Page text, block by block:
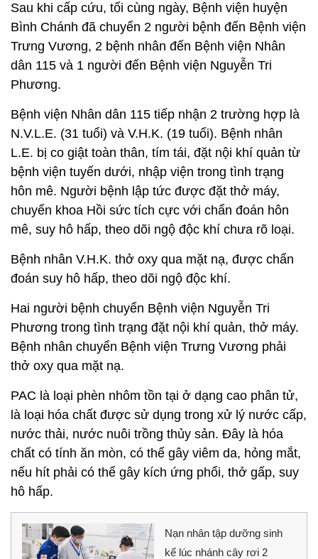
Sau khi cấp cứu, tối cùng ngày, Bệnh viện huyện
Bình Chánh đã chuyển 2 người bệnh đến Bệnh viện
Trưng Vương, 2 bệnh nhân đến Bệnh viện Nhân
dân 115 và 1 người đến Bệnh viện Nguyễn Tri
Phương.
Bệnh viện Nhân dân 115 tiếp nhận 2 trường hợp là
N.V.L.E. (31 tuổi) và V.H.K. (19 tuổi). Bệnh nhân
L.E. bị co giật toàn thân, tím tái, đặt nội khí quản từ
bệnh viện tuyến dưới, nhập viện trong tình trạng
hôn mê. Người bệnh lập tức được đặt thở máy,
chuyển khoa Hồi sức tích cực với chẩn đoán hôn
mê, suy hô hấp, theo dõi ngộ độc khí chưa rõ loại.
Bệnh nhân V.H.K. thở oxy qua mặt nạ, được chẩn
đoán suy hô hấp, theo dõi ngộ độc khí.
Hai người bệnh chuyển Bệnh viện Nguyễn Tri
Phương trong tình trạng đặt nội khí quản, thở máy.
Bệnh nhân chuyển Bệnh viện Trưng Vương phải
thở oxy qua mặt nạ.
PAC là loại phèn nhôm tồn tại ở dạng cao phân tử,
là loại hóa chất được sử dụng trong xử lý nước cấp,
nước thải, nước nuôi trồng thủy sản. Đây là hóa
chất có tính ăn mòn, có thể gây viêm da, hỏng mắt,
nếu hít phải có thể gây kích ứng phổi, thở gấp, suy
hô hấp.
Nạn nhân tập dưỡng sinh
kể lúc nhánh cây rơi 2